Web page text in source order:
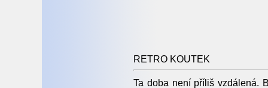
RETRO KOUTEK
Ta doba není příliš vzdálená.